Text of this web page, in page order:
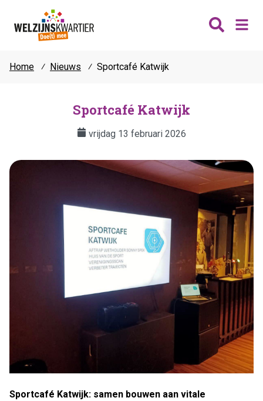
Katwijk
Hillegom
Lisse
Teylingen
Ontmoeten
Jongeren
Vrijwilligers
Fit & vitaal
Mantelzorg
Verhuur
Home ⁄ Nieuws ⁄ Sportcafé Katwijk
Sportcafé Katwijk
vrijdag 13 februari 2026
Sportcafé Katwijk: samen bouwen aan vitale